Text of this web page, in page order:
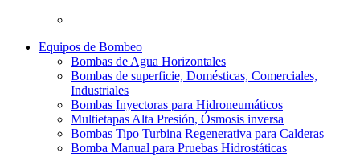
Equipos de Bombeo
Bombas de Agua Horizontales
Bombas de superficie, Domésticas, Comerciales,
Industriales
Bombas Inyectoras para Hidroneumáticos
Multietapas Alta Presión, Ósmosis inversa
Bombas Tipo Turbina Regenerativa para Calderas
Bomba Manual para Pruebas Hidrostáticas